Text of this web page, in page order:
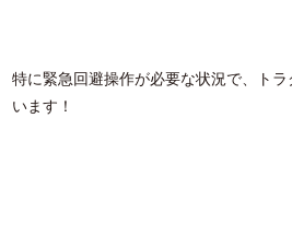
特に緊急回避操作が必要な状況で、ト
います！